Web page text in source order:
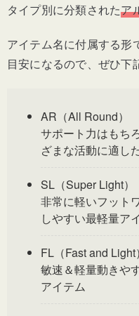
タイプ別に分類されたア
アイテム名に付属する形
目安になるので、ぜひ下
AR（All Round）
サポート力はもち
ざまな活動に適し
SL（Super Light）
非常に軽いフット
しやすい最軽量ア
FL（Fast and Light）
敏速＆軽量動きや
アイテム